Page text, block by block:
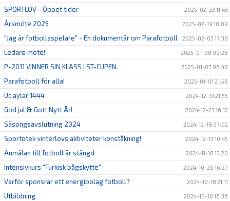
SPORTLOV - Öppet tider 2025-02-23 11:43
Årsmöte 2025 2025-02-19 18:09
"Jag är fotbollsspelare" - En dokumentär om Parafotboll 2025-02-05 17:38
Ledare möte! 2025-01-08 09:28
P-2011 VINNER SIN KLASS I ST-CUPEN. 2025-01-07 06:48
Parafotboll för alla! 2025-01-01 21:58
Uc aylar 1444 2024-12-31 21:55
God jul & Gott Nytt År! 2024-12-23 16:12
Säsongsavslutning 2024 2024-12-18 07:02
Sportotek vinterlovs aktiviteter konståkning! 2024-12-13 10:45
Anmälan till fotboll är stängd 2024-11-18 13:20
Intensivkurs "Turkisk bågskytte" 2024-10-26 16:27
Varför sponsrar ett energibolag fotboll? 2024-10-18 21:11
Utbildning 2024-10-10 16:36